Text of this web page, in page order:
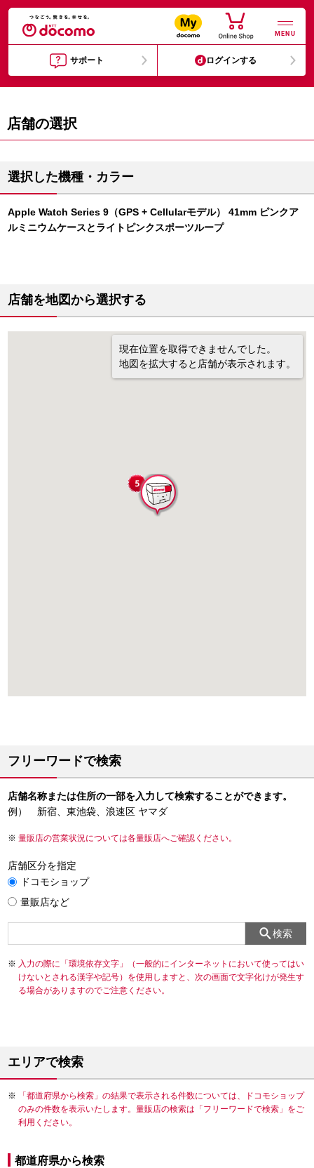
MENU
サポート ログインする
店舗の選択
選択した機種・カラー
Apple Watch Series 9（GPS + Cellularモデル） 41mm ピンクア
ルミニウムケースとライトピンクスポーツループ
店舗を地図から選択する
現在位置を取得できませんでした。
地図を拡大すると店舗が表示されます。
フリーワードで検索
店舗名称または住所の一部を入力して検索することができます。
例） 新宿、東池袋、浪速区 ヤマダ
量販店の営業状況については各量販店へご確認ください。
店舗区分を指定
ドコモショップ
量販店など
検索
入力の際に「環境依存文字」（一般的にインターネットにおいて使ってはい
けないとされる漢字や記号）を使用しますと、次の画面で文字化けが発生す
る場合がありますのでご注意ください。
エリアで検索
「都道府県から検索」の結果で表示される件数については、ドコモショップ
のみの件数を表示いたします。量販店の検索は「フリーワードで検索」をご
利用ください。
都道府県から検索